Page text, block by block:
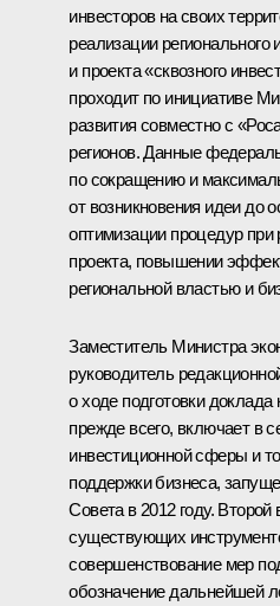
инвесторов на своих
реализации регионального
и проекта «сквозного
проходит по инициативе
развития совместно с
регионов. Данные
по сокращению и
от возникновения идеи до
оптимизации процедур при
проекта, повышении
региональной властью и
Заместитель Министра
руководитель
о ходе подготовки
прежде всего, включает в
инвестиционной сферы и
поддержки бизнеса,
Совета в 2012 году.
существующих
совершенствование мер
обозначение дальнейшей